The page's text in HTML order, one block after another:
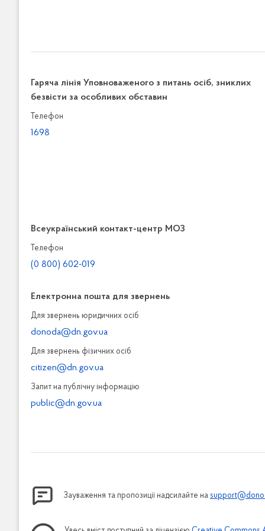
Гаряча лінія Уповноваженого з питань осіб, зниклих
безвісти за особливих обставин
Телефон
1698
Всеукраїнський контакт-центр МОЗ
Телефон
(0 800) 602-019
Електронна пошта для звернень
Для звернень юридичних осiб
donoda@dn.gov.ua
Для звернень фізичних осiб
citizen@dn.gov.ua
Запит на публiчну інформацiю
public@dn.gov.ua
Зауваження та пропозиції надсилайте на